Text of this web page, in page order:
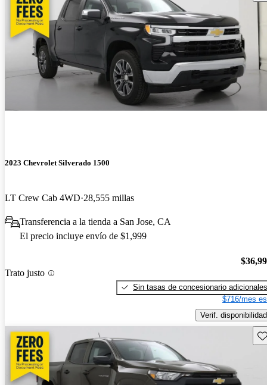
2023 Chevrolet Silverado 1500
LT Crew Cab 4WD 28,555 millas
Transferencia a la tienda a San Jose, CA
El precio incluye envío de $1,999
Trato justo
Sin tasas de concesionario adicionales
$716/mes
Verif. disponibilidad